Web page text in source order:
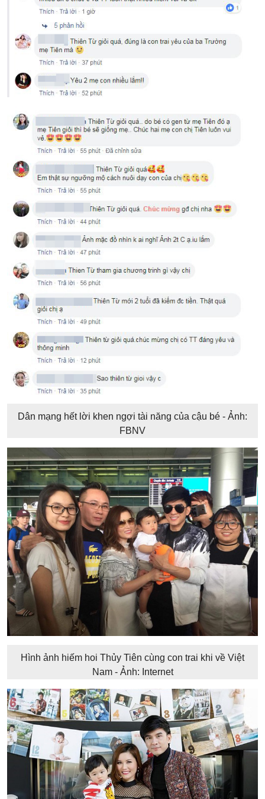
Dân mạng hết lời khen ngợi tài năng của cậu bé - Ảnh:
FBNV
Hình ảnh hiếm hoi Thủy Tiên cùng con trai khi về Việt
Nam - Ảnh: Internet